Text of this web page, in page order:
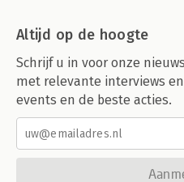
Altijd op de hoogte
Schrijf u in voor onze
met relevante interviews
events en de beste acties.